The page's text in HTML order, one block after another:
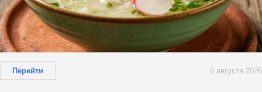
Перейти 6 августа 2026